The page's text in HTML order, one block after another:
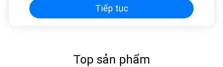
Tiếp tục
Top sản phẩm